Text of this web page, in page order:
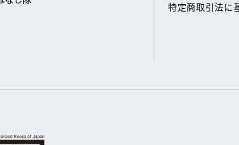
特定商取引法に